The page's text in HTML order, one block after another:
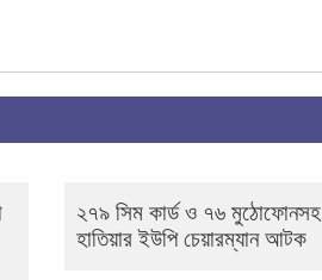
২৭৯ সিম কার্ড ও ৭৬ মুঠোফোনসহ
হাতিয়ার ইউপি চেয়ারম্যান আটক